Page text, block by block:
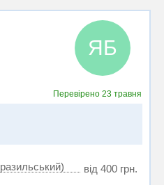
ЯБ
Перевірено23 травня
від 400 грн.